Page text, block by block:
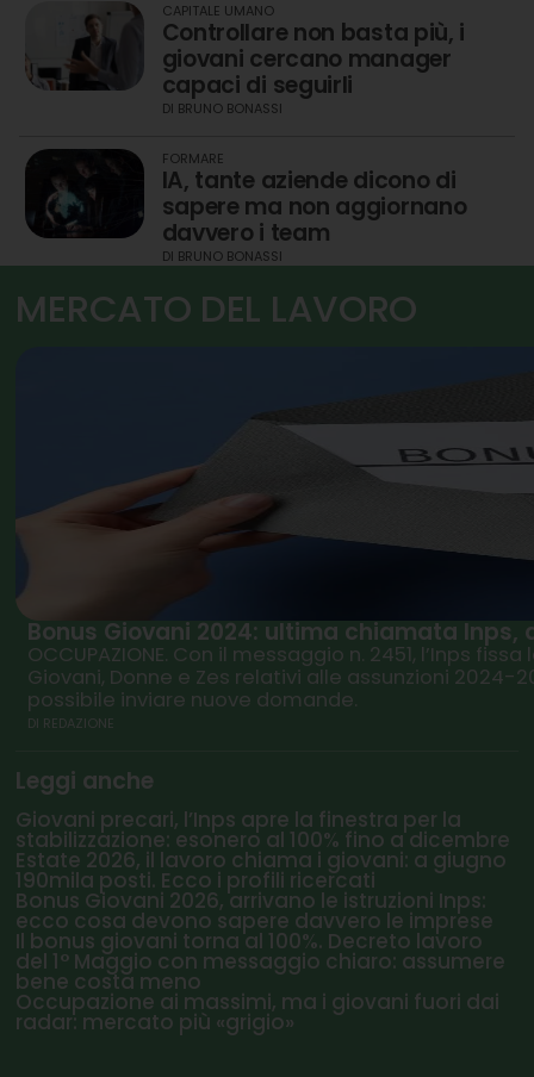
CAPITALE UMANO
Controllare non basta più, i
giovani cercano manager
capaci di seguirli
DI BRUNO BONASSI
FORMARE
IA, tante aziende dicono di
sapere ma non aggiornano
davvero i team
DI BRUNO BONASSI
MERCATO DEL LAVORO
Bonus Giovani 2024: ultima chiamata
OCCUPAZIONE. Con il messaggio n. 2451, l’Inps
Giovani, Donne e Zes relativi alle assunzioni 2024-
possibile inviare nuove domande.
DI REDAZIONE
Leggi anche
Giovani precari, l’Inps apre la finestra per la
stabilizzazione: esonero al 100% fino a dicembre
Estate 2026, il lavoro chiama i giovani: a giugno
190mila posti. Ecco i profili ricercati
Bonus Giovani 2026, arrivano le istruzioni Inps:
ecco cosa devono sapere davvero le imprese
Il bonus giovani torna al 100%. Decreto lavoro
del 1° Maggio con messaggio chiaro: assumere
bene costa meno
Occupazione ai massimi, ma i giovani fuori dai
radar: mercato più «grigio»